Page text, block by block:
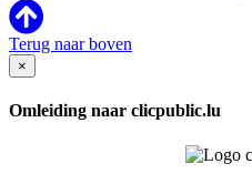
Terug naar boven
×
Omleiding naar clicpublic.lu